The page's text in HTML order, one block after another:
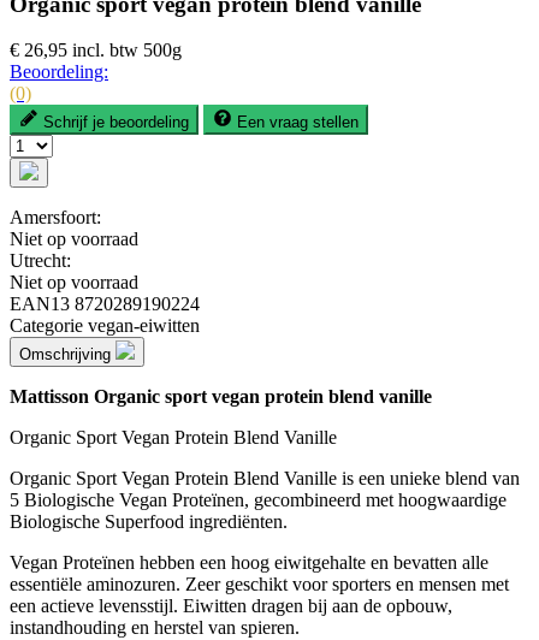
€ 26,95 incl. btw 500g
Beoordeling:
(0)
Schrijf je beoordeling Een vraag stellen
Amersfoort:
Niet op voorraad
Utrecht:
Niet op voorraad
EAN13 8720289190224
Categorie vegan-eiwitten
Omschrijving
Mattisson Organic sport vegan protein blend vanille
Organic Sport Vegan Protein Blend Vanille
Organic Sport Vegan Protein Blend Vanille is een unieke blend van
5 Biologische Vegan Proteïnen, gecombineerd met hoogwaardige
Biologische Superfood ingrediënten.
Vegan Proteïnen hebben een hoog eiwitgehalte en bevatten alle
essentiële aminozuren. Zeer geschikt voor sporters en mensen met
een actieve levensstijl. Eiwitten dragen bij aan de opbouw,
instandhouding en herstel van spieren.